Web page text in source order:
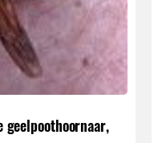
geelpoothoornaar,